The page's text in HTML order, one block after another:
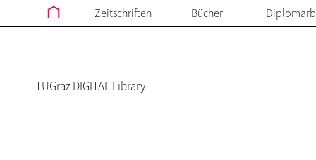
Zeitschriften Bücher
TUGraz DIGITAL Library